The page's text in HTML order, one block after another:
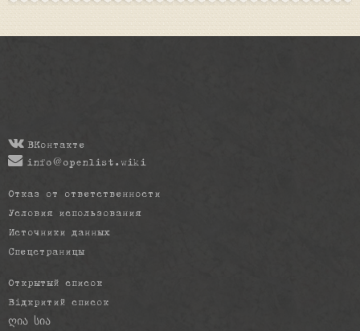
ВКонтакте
info@openlist.wiki
Отказ от ответственности
Условия использования
Источники данных
Спецстраницы
Открытый список
Відкритий список
ღია სია